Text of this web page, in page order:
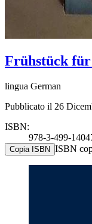
Frühstück
lingua German
Pubblicato il 26
ISBN:
978-3-499-
Copia ISBN ISBN